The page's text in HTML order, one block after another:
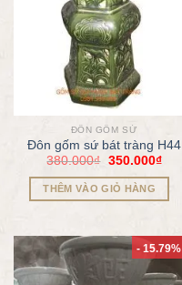
ĐÔN GỐM SỨ
Đôn gốm sứ bát tràng H44
380.000₫ 350.000₫
THÊM VÀO GIỎ HÀNG
- 15.79%